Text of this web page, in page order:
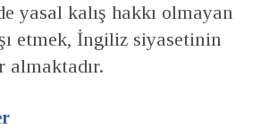
yasal kalış hakkı olmayan
etmek, İngiliz siyasetinin
almaktadır.